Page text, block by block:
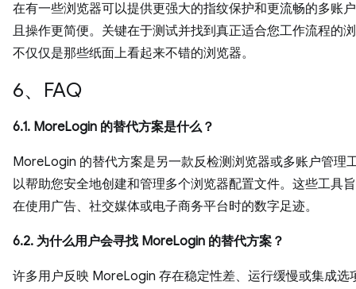
在有一些浏览器可以提供更强大的指纹保护和更流畅的多账
且操作更简便。关键在于测试并找到真正适合您工作流程的
不仅仅是那些纸面上看起来不错的浏览器。
6、FAQ
6.1. MoreLogin 的替代方案是什么？
MoreLogin 的替代方案是另一款反检测浏览器或多账户管理
以帮助您安全地创建和管理多个浏览器配置文件。这些工具
在使用广告、社交媒体或电子商务平台时的数字足迹。
6.2. 为什么用户会寻找 MoreLogin 的替代方案？
许多用户反映 MoreLogin 存在稳定性差、运行缓慢或集成选